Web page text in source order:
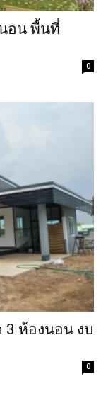
อน พื้นที่
0
3 ห้องนอน งบ
0